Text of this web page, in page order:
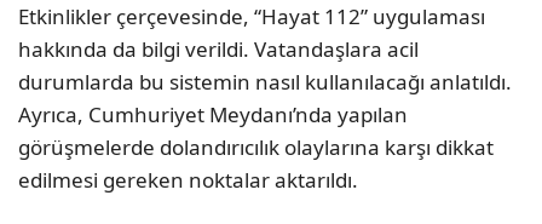
Etkinlikler çerçevesinde, “Hayat 112” uygulaması
hakkında da bilgi verildi. Vatandaşlara acil
durumlarda bu sistemin nasıl kullanılacağı anlatıldı.
Ayrıca, Cumhuriyet Meydanı’nda yapılan
görüşmelerde dolandırıcılık olaylarına karşı dikkat
edilmesi gereken noktalar aktarıldı.